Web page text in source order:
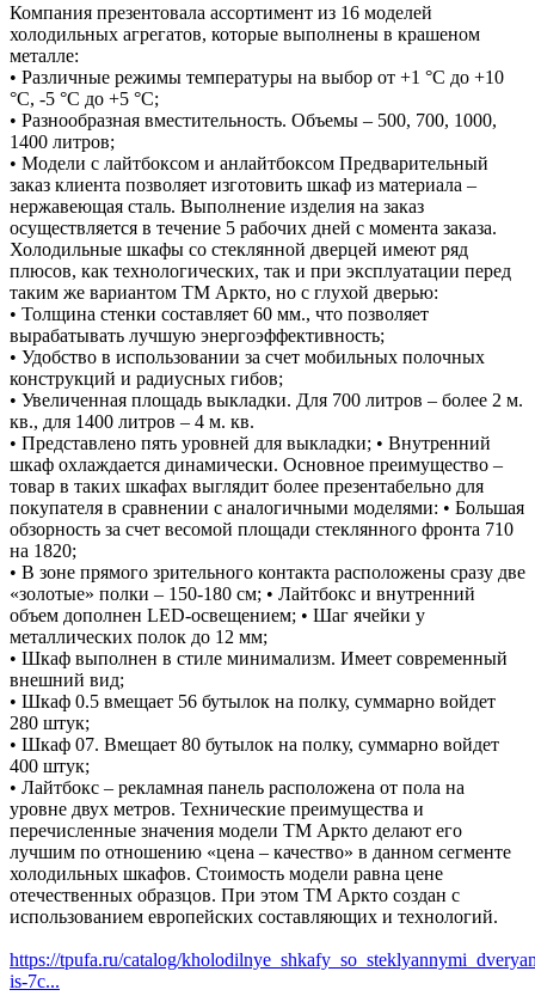
Компания презентовала ассортимент из 16 моделей
холодильных агрегатов, которые выполнены в крашеном
металле:
• Различные режимы температуры на выбор от +1 °С до +10
°С, -5 °С до +5 °С;
• Разнообразная вместительность. Объемы – 500, 700, 1000,
1400 литров;
• Модели с лайтбоксом и анлайтбоксом Предварительный
заказ клиента позволяет изготовить шкаф из материала –
нержавеющая сталь. Выполнение изделия на заказ
осуществляется в течение 5 рабочих дней с момента заказа.
Холодильные шкафы со стеклянной дверцей имеют ряд
плюсов, как технологических, так и при эксплуатации перед
таким же вариантом ТМ Аркто, но с глухой дверью:
• Толщина стенки составляет 60 мм., что позволяет
вырабатывать лучшую энергоэффективность;
• Удобство в использовании за счет мобильных полочных
конструкций и радиусных гибов;
• Увеличенная площадь выкладки. Для 700 литров – более 2 м.
кв., для 1400 литров – 4 м. кв.
• Представлено пять уровней для выкладки; • Внутренний
шкаф охлаждается динамически. Основное преимущество –
товар в таких шкафах выглядит более презентабельно для
покупателя в сравнении с аналогичными моделями: • Большая
обзорность за счет весомой площади стеклянного фронта 710
на 1820;
• В зоне прямого зрительного контакта расположены сразу две
«золотые» полки – 150-180 см; • Лайтбокс и внутренний
объем дополнен LED-освещением; • Шаг ячейки у
металлических полок до 12 мм;
• Шкаф выполнен в стиле минимализм. Имеет современный
внешний вид;
• Шкаф 0.5 вмещает 56 бутылок на полку, суммарно войдет
280 штук;
• Шкаф 07. Вмещает 80 бутылок на полку, суммарно войдет
400 штук;
• Лайтбокс – рекламная панель расположена от пола на
уровне двух метров. Технические преимущества и
перечисленные значения модели ТМ Аркто делают его
лучшим по отношению «цена – качество» в данном сегменте
холодильных шкафов. Стоимость модели равна цене
отечественных образцов. При этом ТМ Аркто создан с
использованием европейских составляющих и технологий.
https://tpufa.ru/catalog/
is-7c...